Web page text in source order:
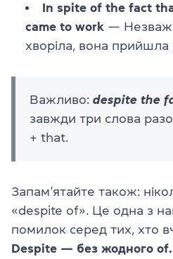
In spite of the fact
came to work —
хворіла, вона прийшла
Важливо: despite the
завжди три слова
+ that.
Запам’ятайте також:
«despite of». Це одна з
помилок серед тих, хто
Despite — без жодного